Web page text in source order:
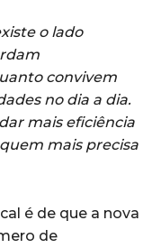
o lado
convivem
no dia a dia.
mais eficiência
mais precisa
é de que a nova
de